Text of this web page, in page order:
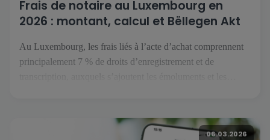
Frais de notaire au Luxembourg en
2026 : montant, calcul et Bëllegen Akt
Au Luxembourg, les frais liés à l’acte d’achat comprennent
principalement 7 % de droits d’enregistrement et de
luxembourgeois a annoncé une hausse à 45 000 € en juillet
06.03.2026